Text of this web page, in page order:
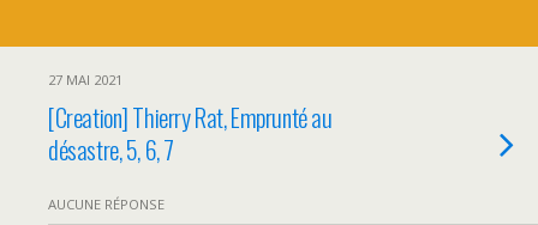
27 MAI 2021
[Creation] Thierry Rat, Emprunté au
désastre, 5, 6, 7
AUCUNE RÉPONSE